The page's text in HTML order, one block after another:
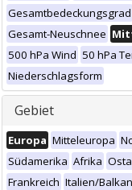
Gesamtbedeckungsgrad
Gesamt-Neuschnee
500 hPa Wind 50 hPa
Niederschlagsform
Gebiet
Europa Mitteleuropa
Südamerika Afrika
Frankreich Italien/Balkan